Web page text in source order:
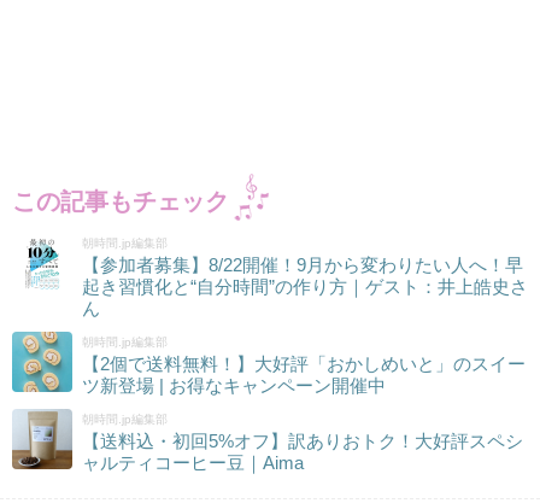
この記事もチェック
朝時間.jp編集部
【参加者募集】8/22開催！9月から変わりたい人へ！早
起き習慣化と“自分時間”の作り方｜ゲスト：井上皓史さ
ん
朝時間.jp編集部
【2個で送料無料！】大好評「おかしめいと」のスイー
ツ新登場 | お得なキャンペーン開催中
朝時間.jp編集部
【送料込・初回5%オフ】訳ありおトク！大好評スペシ
ャルティコーヒー豆｜Aima